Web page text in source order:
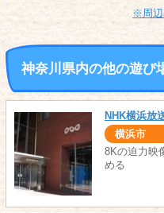
※周辺
神奈川県内の他の遊び
NHK横浜放
横浜市
8Kの迫力映
める